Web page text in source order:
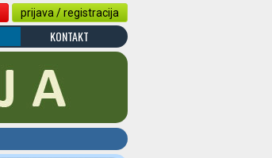
prijava / registracija
KONTAKT